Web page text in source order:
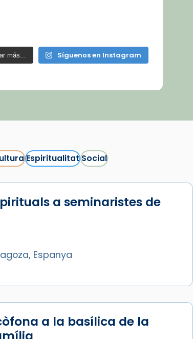
más... Síguenos en Instagram
EspiritualitatSocial
a seminaristes de
Espanya
a la basílica de la